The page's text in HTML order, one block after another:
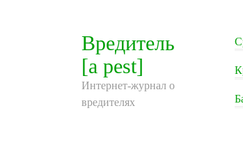
Вредитель
[a pest]
Интернет-журнал о
вредителях